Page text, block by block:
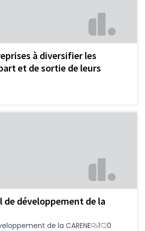
à diversifier les
et de sortie de leurs
de développement de la
de la CARENE 1 0